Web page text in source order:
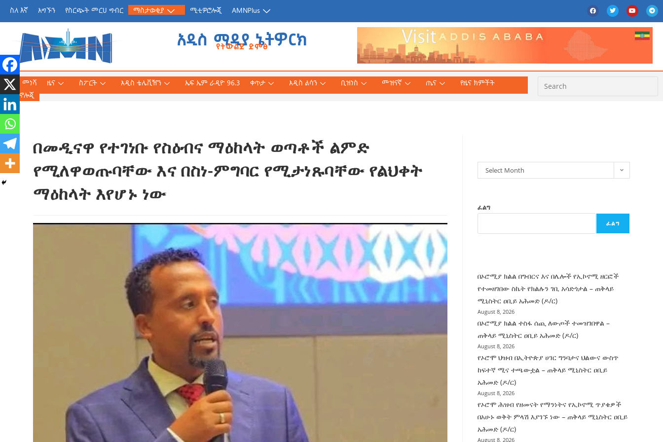
ስለ እኛ አግኙን የስርጭት መርሀ ግብር ማስታወቂያ ሚቲዎሮሎጂ AMNPlus
አዲስ ሚዲያ ኔትዎርክ
የትውልድ ድምፅ
መነሻ ዜና
ብልፅግና ፓርቲ የምርጫ ውክልናውን ወደ
ተጨባጭ የልማት ስኬቶች ለመቀየር እየሰራ ነው
ኢትዮጵያ የቀጣናውን ኢኮኖሚያዊ ገጽታ በአዲስ
መልኩ እየቀረጸች ነው-ፈርስት ፖስት
August 7, 2026
ስፖርት
2ኛው የአዲስ ሚዲያ ኔትዎርክ አመራሮች እና
ሠራተኞች ስፖርት ፌስቲቫል በቴሌቪዥን ዘርፍ
አሸናፊነት ተጠናቀቀ
August 1, 2026
ተቃውሞ የበዛበት የፊፋ አዲሱ እቅድ
July 30, 2026
አዲስ ቴሌቪዥን
የጠቅላይ ሚኒስትር ዐቢይ አሕመድ (ዶ/ር)
«መደመር» መጽሐፍ በቻይንኛ ተተርጉሞ በቅርቡ
ለንባብ ይበቃል
አዲስ ሚዲያ ኔትዎርክ በይዘት ስራዎቹ የሀሰት
ትርክትን በማረም እና የወል ትርክትን በመገንባት
ሃላፊነቱን እየተወጣ ይገኛል
AmnAdmin October 17, 2025
ኤፍ ኤም ራዲዮ 96.3 ቀጥታ አዲስ ልሳን ቢዝነስ መዝናኛ ጤና
የዜና ክምችት
ቴክኖሎጂ
በመዲናዋ የተገነቡ የስዕብና ማዕከላት ወጣቶች ልምድ
የሚለዋወጡባቸው እና በስነ-ምግባር የሚታነጹባቸው የልህቀት
ማዕከላት እየሆኑ ነው
Select Month
ፈልግ
ፈልግ
በኦሮሚያ ክልል በግብርና እና በሌሎች የኢኮኖሚ ዘርፎች
የተመዘገበው ስኬት የክልሉን ገቢ አሳድጎታል – ጠቅላይ
ሚኒስትር ዐቢይ አሕመድ (ዶ/ር)
August 8, 2026
በኦሮሚያ ክልል ተስፋ ሰጪ ለውጦች ተመዝገበዋል –
ጠቅላይ ሚኒስትር ዐቢይ አሕመድ (ዶ/ር)
August 8, 2026
የኦሮሞ ህዝብ በኢትዮጵያ ሀገር ግንባታና ህልውና ውስጥ
ከፍተኛ ሚና ተጫውቷል – ጠቅላይ ሚኒስትር ዐቢይ
አሕመድ (ዶ/ር)
August 8, 2026
የኦሮሞ ሕዝብ የዘመናት የማንነትና የኢኮኖሚ ጥያቄዎች
በአሁኑ ወቅት ምላሽ እያገኙ ነው – ጠቅላይ ሚኒስትር ዐቢይ
አሕመድ (ዶ/ር)
August 8, 2026